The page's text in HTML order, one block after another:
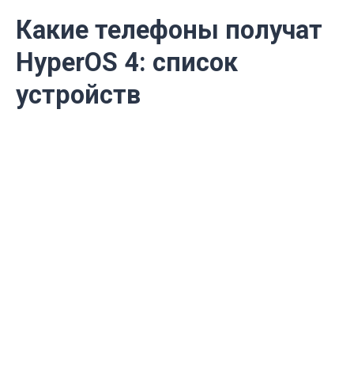
Какие телефоны получат
HyperOS 4: список
устройств